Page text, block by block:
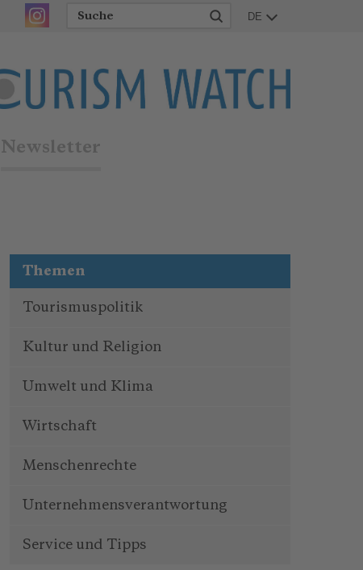
DE
Newsletter
Themen
Tourismuspolitik
Kultur und Religion
Umwelt und Klima
Wirtschaft
Menschenrechte
Unternehmensverantwortung
Service und Tipps